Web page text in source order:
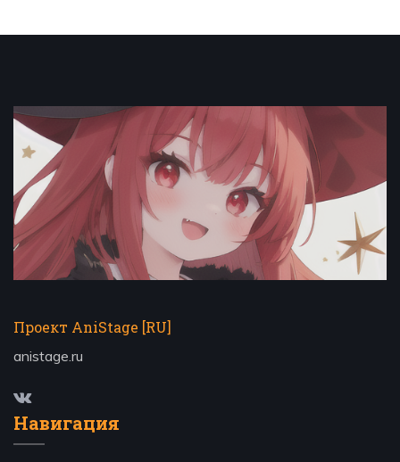
Проект AniStage [RU]
anistage.ru
Навигация